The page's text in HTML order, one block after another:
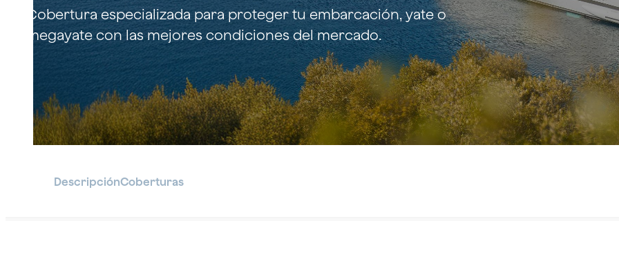
Seguros para el sector Industrial
Sector Deporte
Cobertura especializada para proteger tu embarcación, yate o
megayate con las mejores condiciones del mercado.
DescripciónCoberturas